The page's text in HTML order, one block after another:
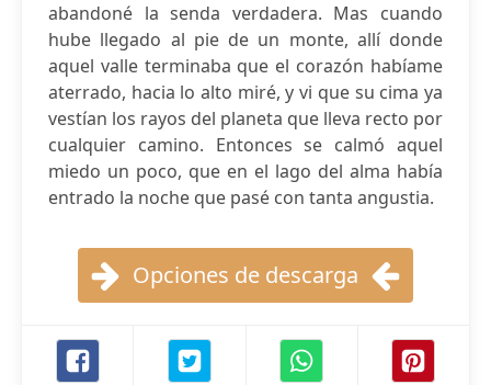
abandoné la senda verdadera. Mas cuando
hube llegado al pie de un monte, allí donde
aquel valle terminaba que el corazón habíame
aterrado, hacia lo alto miré, y vi que su cima ya
vestían los rayos del planeta que lleva recto por
cualquier camino. Entonces se calmó aquel
miedo un poco, que en el lago del alma había
entrado la noche que pasé con tanta angustia.
Opciones de descarga